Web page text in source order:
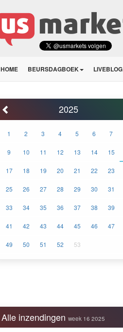
HOME BEURSDAGBOEK LIVEBLOG
2025
1 2 3 4 5 6 7
9 10 11 12 13 14 15
17 18 19 20 21 22 23
25 26 27 28 29 30 31
33 34 35 36 37 38 39
41 42 43 44 45 46 47
49 50 51 52 53
Alle inzendingen week 16 2025